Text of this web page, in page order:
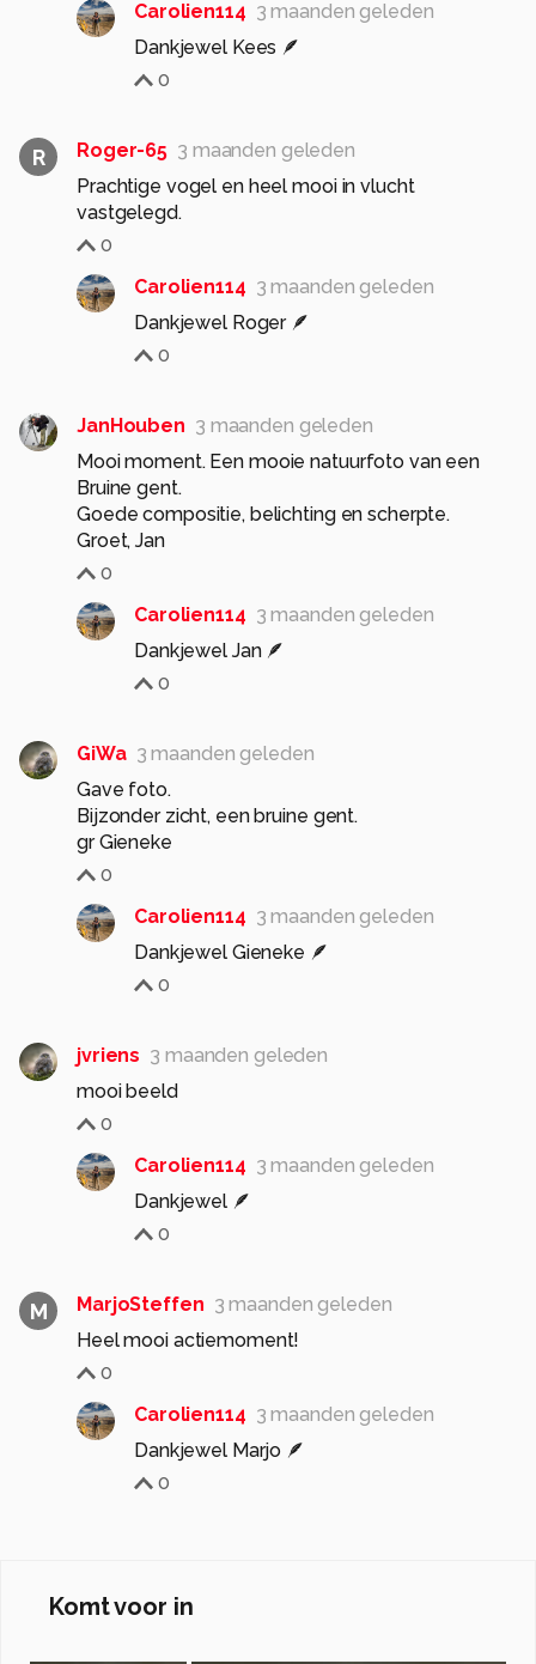
Carolien114 3 maanden geleden
Dankjewel Kees 🪶
0
R Roger-65 3 maanden geleden
Prachtige vogel en heel mooi in vlucht
vastgelegd.
0
Carolien114 3 maanden geleden
Dankjewel Roger 🪶
0
JanHouben 3 maanden geleden
Mooi moment. Een mooie natuurfoto van een
Bruine gent.
Goede compositie, belichting en scherpte.
Groet, Jan
0
Carolien114 3 maanden geleden
Dankjewel Jan 🪶
0
GiWa 3 maanden geleden
Gave foto.
Bijzonder zicht, een bruine gent.
gr Gieneke
0
Carolien114 3 maanden geleden
Dankjewel Gieneke 🪶
0
jvriens 3 maanden geleden
mooi beeld
0
Carolien114 3 maanden geleden
Dankjewel 🪶
0
M MarjoSteffen 3 maanden geleden
Heel mooi actiemoment!
0
Carolien114 3 maanden geleden
Dankjewel Marjo 🪶
0
Komt voor in